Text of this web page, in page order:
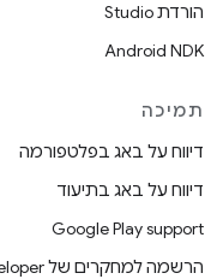
הורדת Studio
Android NDK
תמיכה
דיווח על באג בפלטפורמה
דיווח על באג בתיעוד
Google Play support
הרשמה למחקרים של Android Developer